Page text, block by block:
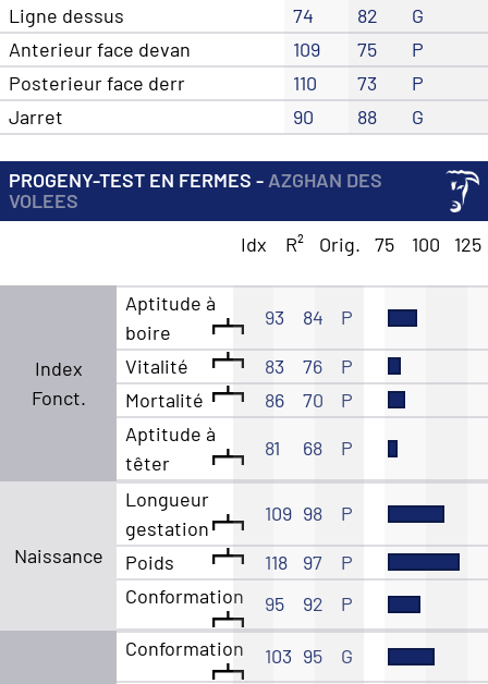
Ligne dessus
74 82
G
Anterieur face devan
109 75
P
Posterieur face derr
110 73
P
Jarret
90 88 G
PROGENY-TEST EN FERMES - AZGHAN DES
VOLEES
Idx
R² Orig. 75 100 125
Index
Fonct.
Aptitude à
boire
93 84 P
Vitalité 83 76
P
Mortalité
86 70
P
Aptitude à
têter
81 68 P
Naissance
Longueur
gestation
109 98 P
Poids 118 97
P
Conformation
95 92 P
Conformation 103 95
G